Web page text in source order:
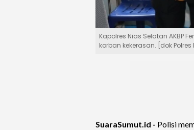
Kapolres Nias Selatan AKBP
korban kekerasan. [dok Polres
SuaraSumut.id - Polisi